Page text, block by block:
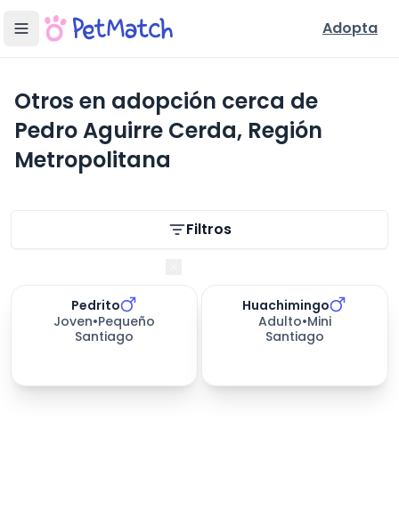
Adopta
Otros en adopción cerca de
Pedro Aguirre Cerda, Región
Metropolitana
Filtros
Pedrito
Joven•Pequeño
Santiago
Huachimingo
Adulto•Mini
Santiago